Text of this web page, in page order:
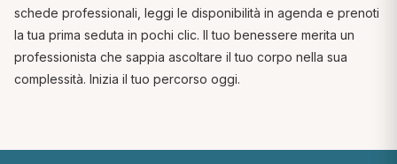
schede professionali, leggi le disponibilità in agenda e prenoti
la tua prima seduta in pochi clic. Il tuo benessere merita un
professionista che sappia ascoltare il tuo corpo nella sua
complessità. Inizia il tuo percorso oggi.